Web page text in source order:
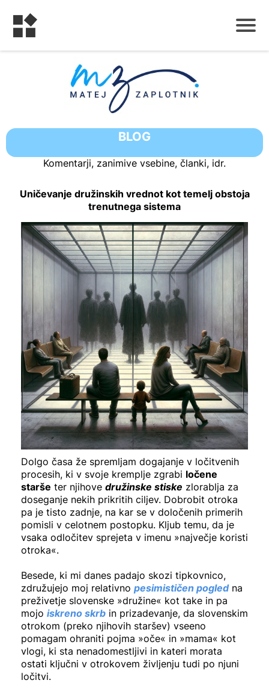
BLOG
Komentarji, zanimive vsebine, članki, idr.
Uničevanje družinskih vrednot kot temelj obstoja
trenutnega sistema
Dolgo časa že spremljam dogajanje v ločitvenih
procesih, ki v svoje kremplje zgrabi ločene
starše ter njihove družinske stiske zlorablja za
doseganje nekih prikritih ciljev. Dobrobit otroka
pa je tisto zadnje, na kar se v določenih primerih
pomisli v celotnem postopku. Kljub temu, da je
vsaka odločitev sprejeta v imenu »največje koristi
otroka«.
Besede, ki mi danes padajo skozi tipkovnico,
združujejo moj relativno pesimističen pogledna
preživetje slovenske »družine« kot take in pa
mojo iskreno skrb in prizadevanje, da slovenskim
otrokom (preko njihovih staršev) vseeno
pomagam ohraniti pojma »oče« in »mama« kot
vlogi, ki sta nenadomestljivi in kateri morata
ostati ključni v otrokovem življenju tudi po njuni
ločitvi.